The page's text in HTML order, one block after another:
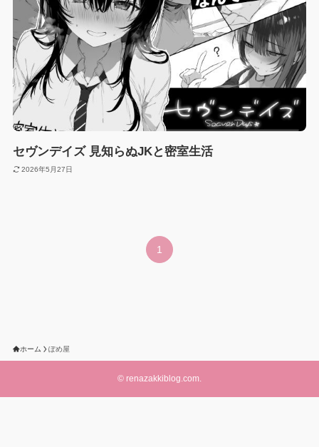
セヴンデイズ 見知らぬJKと密室生活
2026年5月27日
1
ホーム ぽめ屋
© renazakkiblog.com.